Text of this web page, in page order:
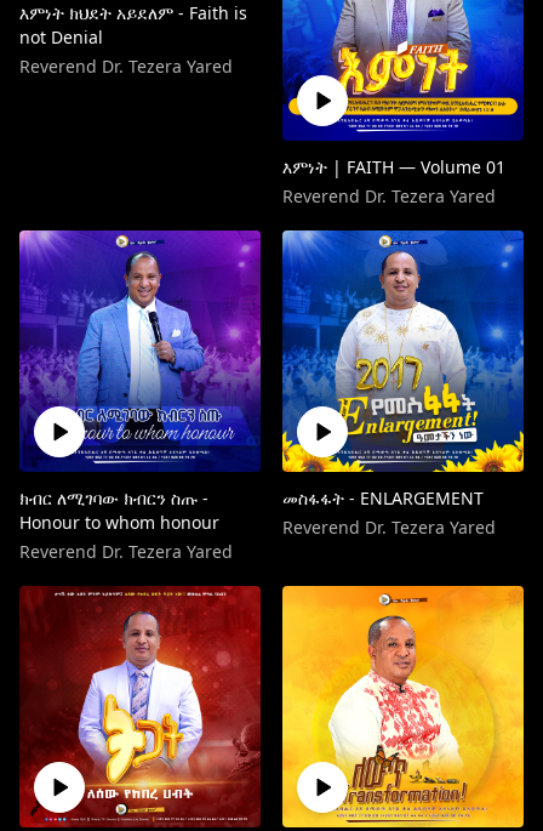
እምነት ክህደት አይደለም - Faith is
not Denial
Reverend Dr. Tezera Yared
እምነት | FAITH — Volume 01
Reverend Dr. Tezera Yared
ክብር ለሚገባው ክብርን ስጡ -
Honour to whom honour
Reverend Dr. Tezera Yared
መስፋፋት - ENLARGEMENT
Reverend Dr. Tezera Yared